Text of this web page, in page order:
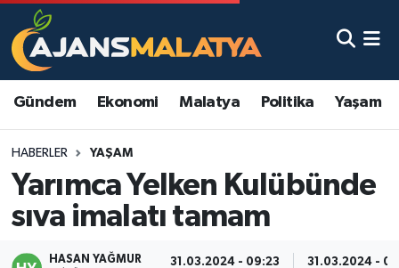
Gündem Ekonomi Malatya Politika Yaşam
HABERLER YAŞAM
Yarımca Yelken Kulübünde
sıva imalatı tamam
HASAN YAĞMUR 31.03.2024 - 09:23 31.03.2024 -
Asayiş
Eğitim
Ekonomi
Gündem
Malatya Nöbetçi Eczaneler
Malatya Namaz Vakitleri
Malatya Trafik Yoğunluk Haritası
TFF 3.Lig 2.Grup Puan Durumu ve Fikstür